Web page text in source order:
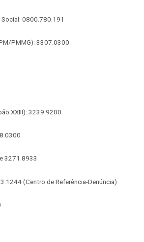
0800.780.191
PMMG): 3307.0300
XXIII): 3239.9200
3271.8933
(Centro de Referência-Denúncia)